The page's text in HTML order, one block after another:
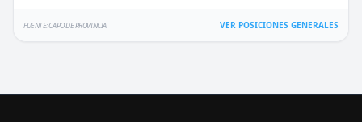
FUENTE: CAPO DE PROVINCIA VER POSICIONES GENERALES